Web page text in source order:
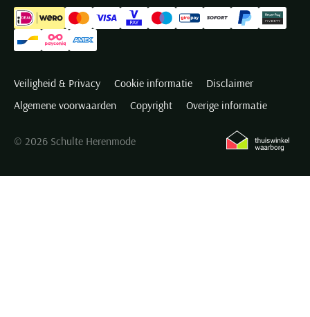
Veiligheid & Privacy Cookie informatie
Disclaimer
Algemene voorwaarden
Copyright Overige informatie
© 2026 Schulte Herenmode